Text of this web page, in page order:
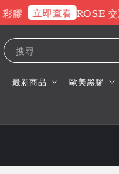
立即查看 ROSE 交通卡
搜尋
最新商品 歐美黑膠